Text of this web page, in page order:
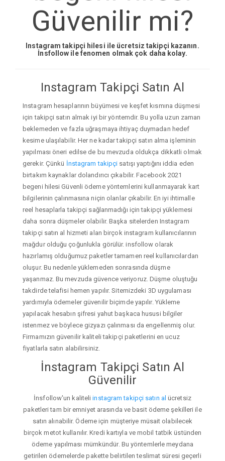
Güvenilir mi?
Instagram takipçi hilesi ile ücretsiz takipçi kazanın.
İnsfollow ile fenomen olmak çok daha kolay.
Instagram Takipçi Satın Al
Instagram hesaplarının büyümesi ve keşfet kısmına düşmesi
için takipçi satın almak iyi bir yöntemdir. Bu yolla uzun zaman
beklemeden ve fazla uğraşmaya ihtiyaç duymadan hedef
kesime ulaşılabilir. Her ne kadar takipçi satın alma işleminin
yapılması öneri edilse de bu mevzuda oldukça dikkatli olmak
gerekir. Çünkü İnstagram takipçi satışı yaptığını iddia eden
birtakım kaynaklar dolandırıcı çıkabilir. Facebook 2021
begeni hilesi Güvenli ödeme yöntemlerini kullanmayarak kart
bilgilerinin çalınmasına niçin olanlar çıkabilir. En iyi ihtimalle
reel hesaplarla takipçi sağlanmadığı için takipçi yüklemesi
daha sonra düşmeler olabilir. Başka sitelerden Instagram
takipçi satın al hizmeti alan birçok instagram kullanıcılarının
mağdur olduğu çoğunlukla görülür. insfollow olarak
hazırlamış olduğumuz paketler tamamen reel kullanıcılardan
oluşur. Bu nedenle yüklemeden sonrasında düşme
yaşanmaz. Bu mevzuda güvence veriyoruz. Düşme oluştuğu
takdirde telafisi hemen yapılır. Sitemizdeki 3D uygulaması
yardımıyla ödemeler güvenilir biçimde yapılır. Yükleme
yapılacak hesabın şifresi yahut başkaca hususi bilgiler
istenmez ve böylece gizyazı çalınması da engellenmiş olur.
Firmamızın güvenilir kaliteli takipçi paketlerini en ucuz
fiyatlarla satın alabilirsiniz.
İnstagram Takipçi Satın Al
Güvenilir
İnsfollow'un kaliteliinstagram takipçi satın al ücretsiz
paketleri tam bir emniyet arasında ve basit ödeme şekilleri ile
satın alınabilir. Ödeme için müşteriye müsait olabilecek
birçok metot kullanılır. Kredi kartıyla ve mobil tatbik üstünden
ödeme yapılması mümkündür. Bu yöntemlerle meydana
getirilen ödemelerde pakette belirtilen teslimat süresi geçerli